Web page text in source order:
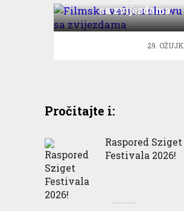
sa zvijezdama
29.
Pročitajte i:
Raspored Sziget
Festivala 2026!